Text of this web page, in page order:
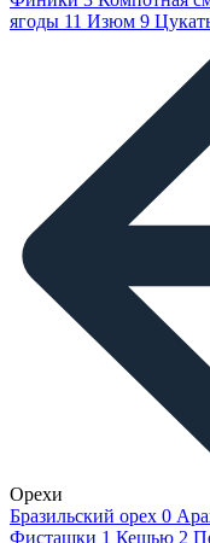
ягоды 11 Изюм 9
Орехи
Бразильский орех 0
Фисташки 1 Кешью 2